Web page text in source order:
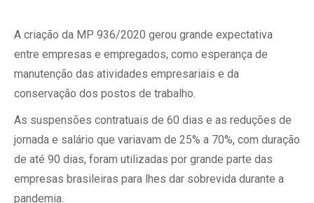
A criação da MP 936/2020 gerou grande expectativa
entre empresas e empregados, como esperança de
manutenção das atividades empresariais e da
conservação dos postos de trabalho.
As suspensões contratuais de 60 dias e as reduções de
jornada e salário que variavam de 25% a 70%, com duração
de até 90 dias, foram utilizadas por grande parte das
empresas brasileiras para lhes dar sobrevida durante a
pandemia.